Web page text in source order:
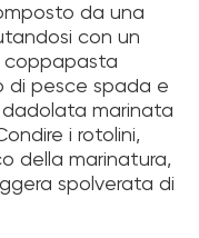
da una
con un
coppapasta
di pesce spada e
dadolata marinata
i rotolini,
della marinatura,
spolverata di